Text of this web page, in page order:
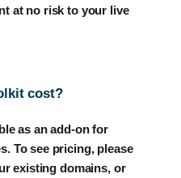
at no risk to your live
cost?
as an add-on for
To see pricing, please
existing domains, or